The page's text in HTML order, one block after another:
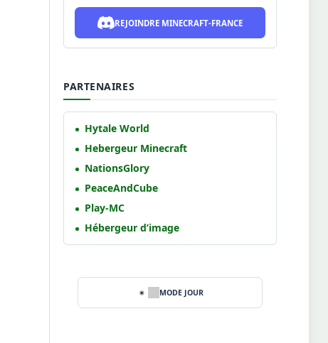
REJOINDRE MINECRAFT-FRANCE
PARTENAIRES
Hytale World
Hebergeur Minecraft
NationsGlory
PeaceAndCube
Play-MC
Hébergeur d’image
MODE JOUR